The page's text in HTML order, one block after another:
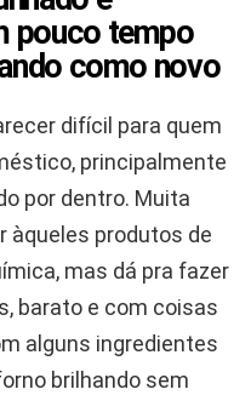
pouco tempo
como novo
difícil para quem
principalmente
por dentro. Muita
àqueles produtos de
mas dá pra fazer
barato e com coisas
alguns ingredientes
brilhando sem